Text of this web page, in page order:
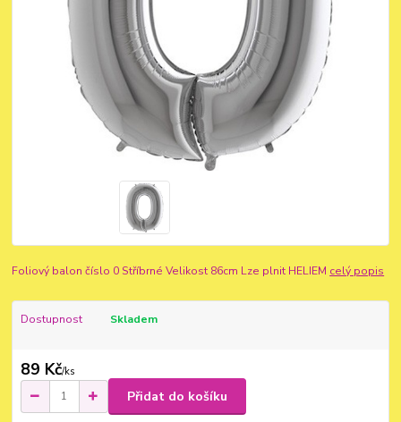
Foliový balon číslo 0 Stříbrné Velikost 86cm Lze plnit HELIEM celý popis
Dostupnost Skladem
89 Kč/ks
Přidat do košíku